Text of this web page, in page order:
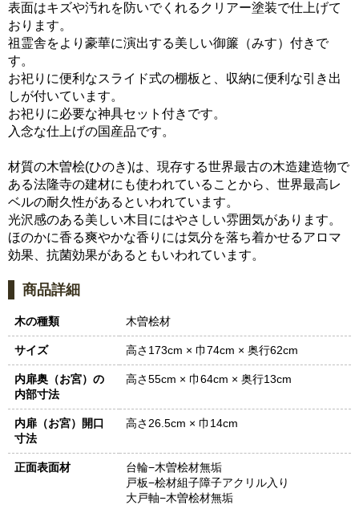
表面はキズや汚れを防いでくれるクリアー塗装で仕上げて
おります。
祖霊舎をより豪華に演出する美しい御簾（みす）付きで
す。
お祀りに便利なスライド式の棚板と、収納に便利な引き出
しが付いています。
お祀りに必要な神具セット付きです。
入念な仕上げの国産品です。
材質の木曽桧(ひのき)は、現存する世界最古の木造建造物で
ある法隆寺の建材にも使われていることから、世界最高レ
ベルの耐久性があるといわれています。
光沢感のある美しい木目にはやさしい雰囲気があります。
ほのかに香る爽やかな香りには気分を落ち着かせるアロマ
効果、抗菌効果があるともいわれています。
商品詳細
木の種類 木曽桧材
サイズ 高さ173cm × 巾74cm × 奥行62cm
内扉奥（お宮）の
内部寸法
高さ55cm × 巾64cm × 奥行13cm
内扉（お宮）開口
寸法
高さ26.5cm × 巾14cm
正面表面材
台輪−木曽桧材無垢
戸板−桧材組子障子アクリル入り
大戸軸−木曽桧材無垢